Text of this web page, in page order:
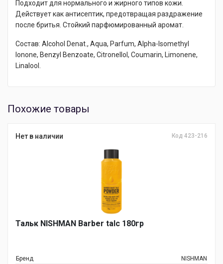
Подходит для нормального и жирного типов кожи.
Действует как антисептик, предотвращая раздражение
после бритья. Стойкий парфюмированный аромат.
Состав: Alcohol Denat., Aqua, Parfum, Alpha-Isomethyl
Ionone, Benzyl Benzoate, Citronellol, Coumarin, Limonene,
Linalool.
Похожие товары
Нет в наличии Код 423-216
Тальк NISHMAN Barber talc 180гр
Бренд NISHMAN